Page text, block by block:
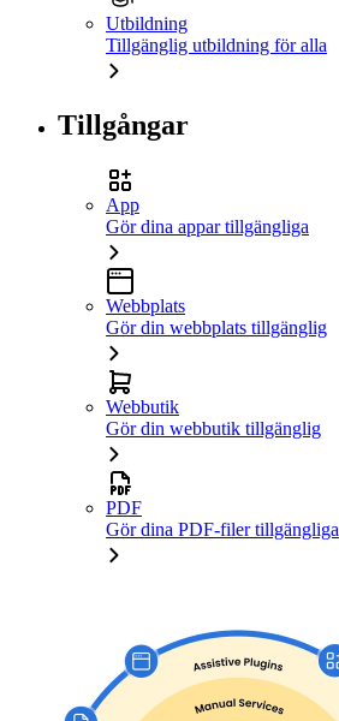
Utbildning
Tillgänglig utbildning för alla
Tillgångar
App
Gör dina appar tillgängliga
Webbplats
Gör din webbplats tillgänglig
Webbutik
Gör din webbutik tillgänglig
PDF
Gör dina PDF-filer tillgängliga